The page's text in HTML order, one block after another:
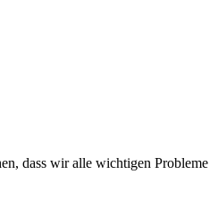
dass wir alle wichtigen Probleme